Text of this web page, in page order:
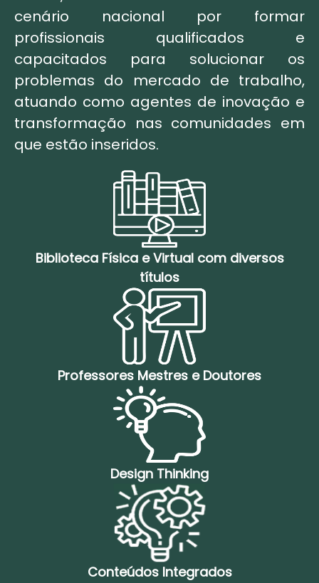
cenário nacional por formar
profissionais qualificados e
capacitados para solucionar os
problemas do mercado de trabalho,
atuando como agentes de inovação e
transformação nas comunidades em
que estão inseridos.
Biblioteca Física e Virtual com diversos
títulos
Professores Mestres e Doutores
Design Thinking
Conteúdos Integrados